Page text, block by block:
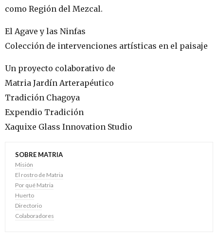
como Región del Mezcal.
El Agave y las Ninfas
Colección de intervenciones artísticas en el paisaje
Un proyecto colaborativo de
Matria Jardín Arterapéutico
Tradición Chagoya
Expendio Tradición
Xaquixe Glass Innovation Studio
SOBRE MATRIA
Misión
El rostro de Matria
Por qué Matria
Huerto
Directorio
Colaboradores